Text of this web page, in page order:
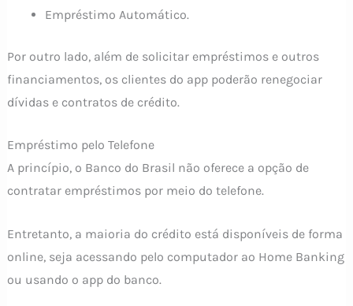
Empréstimo Automático.
Por outro lado, além de solicitar empréstimos e outros
financiamentos, os clientes do app poderão renegociar
dívidas e contratos de crédito.
Empréstimo pelo Telefone
A princípio, o Banco do Brasil não oferece a opção de
contratar empréstimos por meio do telefone.
Entretanto, a maioria do crédito está disponíveis de forma
online, seja acessando pelo computador ao Home Banking
ou usando o app do banco.